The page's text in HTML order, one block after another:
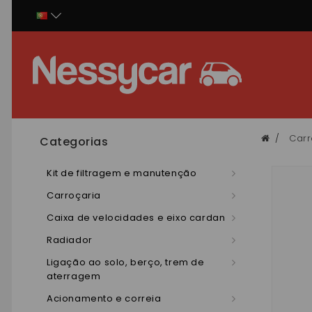
Categorias
Kit de filtragem e manutenção
Carroçaria
Caixa de velocidades e eixo cardan
Radiador
Ligação ao solo, berço, trem de
aterragem
Acionamento e correia